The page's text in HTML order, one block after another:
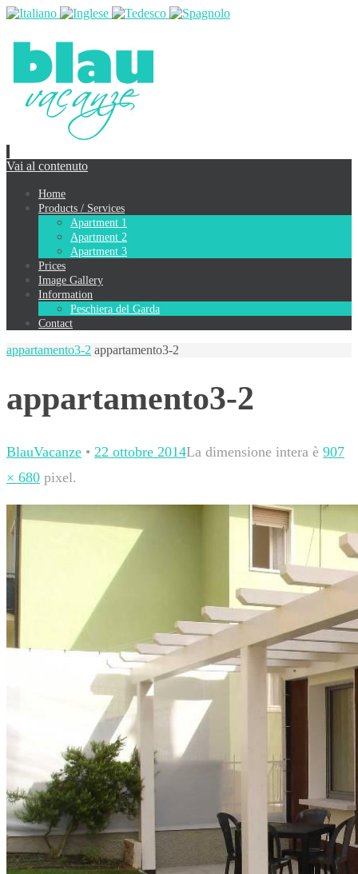
Vai al contenuto
Home
Products / Services
Apartment 1
Apartment 2
Apartment 3
Prices
Image Gallery
Information
Peschiera del Garda
Contact
appartamento3-2 appartamento3-2
appartamento3-2
BlauVacanze • 22 ottobre 2014La dimensione intera è 907
× 680 pixel.